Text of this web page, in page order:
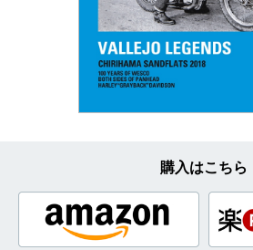
購入はこちら